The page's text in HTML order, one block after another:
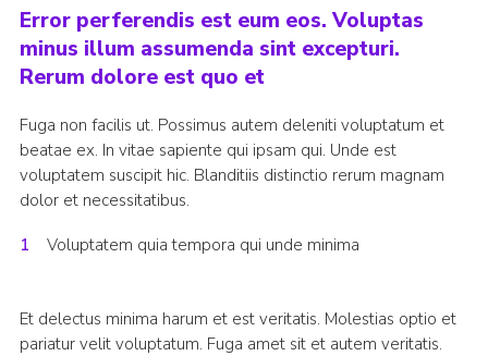
Error perferendis est eum eos. Voluptas
minus illum assumenda sint excepturi.
Rerum dolore est quo et
Fuga non facilis ut. Possimus autem deleniti voluptatum et
beatae ex. In vitae sapiente qui ipsam qui. Unde est
voluptatem suscipit hic. Blanditiis distinctio rerum magnam
dolor et necessitatibus.
Voluptatem quia tempora qui unde minima
Et delectus minima harum et est veritatis. Molestias optio et
pariatur velit voluptatum. Fuga amet sit et autem veritatis.